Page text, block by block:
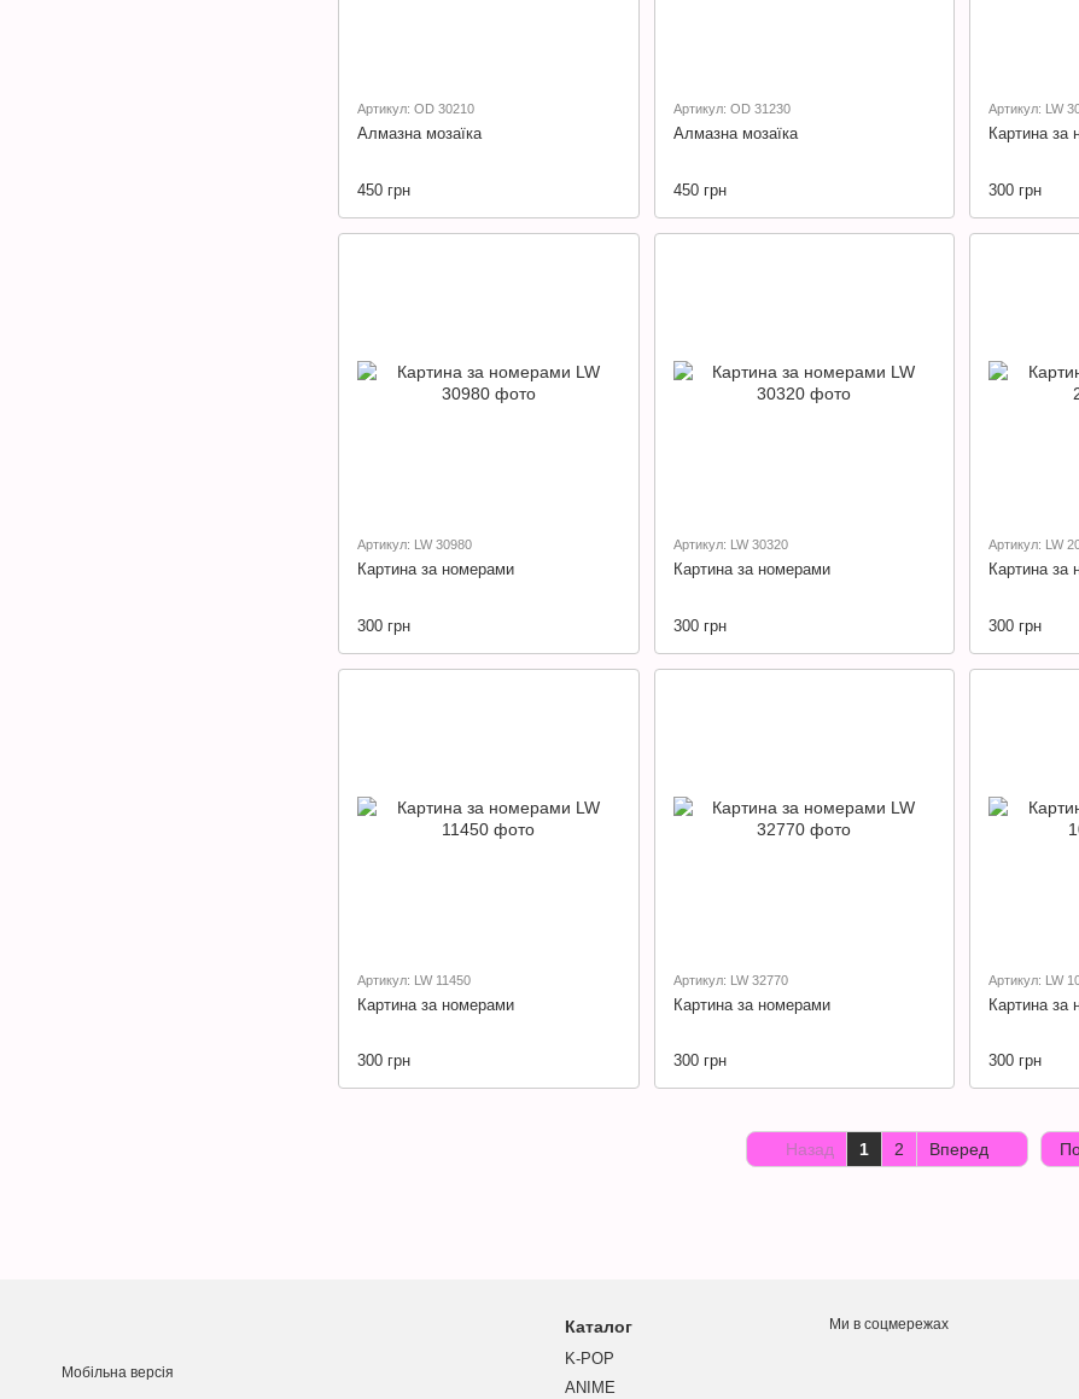
Артикул: OD 30210
Алмазна мозаїка
450 грн
Артикул: OD 31230
Алмазна мозаїка
450 грн
Артикул: LW
Картина за
300 грн
Артикул: LW 30980
Картина за номерами
300 грн
Артикул: LW 30320
Картина за номерами
300 грн
Артикул: LW
Картина за
300 грн
Артикул: LW 11450
Картина за номерами
300 грн
Артикул: LW 32770
Картина за номерами
300 грн
Артикул: LW
Картина за
300 грн
Назад 1 2 Вперед
Мобільна версія
Каталог
K-POP
ANIME
Ми в соцмережах